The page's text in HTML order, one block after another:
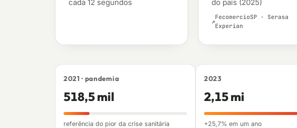
cada 12 segundos
do país (2025)
FecomercioSP · Serasa
Experian
2021 · pandemia
518,5 mil
referência do pior da crise sanitária
2023
2,15 mi
+25,7% em um ano